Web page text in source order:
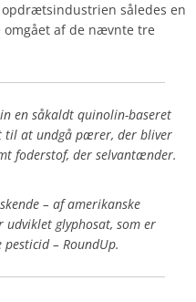
således en
af de nævnte tre
en såkaldt quinolin-baseret
til at undgå pærer, der bliver
foderstof, der selvantænder.
– af amerikanske
udviklet glyphosat, som er
– RoundUp.